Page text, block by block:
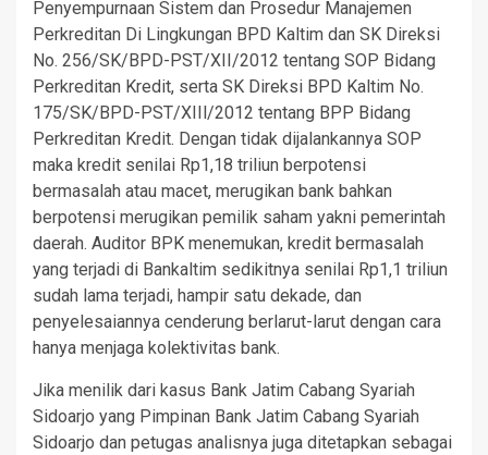
Penyempurnaan Sistem dan Prosedur Manajemen
Perkreditan Di Lingkungan BPD Kaltim dan SK Direksi
No. 256/SK/BPD-PST/XII/2012 tentang SOP Bidang
Perkreditan Kredit, serta SK Direksi BPD Kaltim No.
175/SK/BPD-PST/XIIl/2012 tentang BPP Bidang
Perkreditan Kredit. Dengan tidak dijalankannya SOP
maka kredit senilai Rp1,18 triliun berpotensi
bermasalah atau macet, merugikan bank bahkan
berpotensi merugikan pemilik saham yakni pemerintah
daerah. Auditor BPK menemukan, kredit bermasalah
yang terjadi di Bankaltim sedikitnya senilai Rp1,1 triliun
sudah lama terjadi, hampir satu dekade, dan
penyelesaiannya cenderung berlarut-larut dengan cara
hanya menjaga kolektivitas bank.
Jika menilik dari kasus Bank Jatim Cabang Syariah
Sidoarjo yang Pimpinan Bank Jatim Cabang Syariah
Sidoarjo dan petugas analisnya juga ditetapkan sebagai